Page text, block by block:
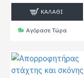
ΚΑΛΆΘΙ
Αγόρασε Τώρα